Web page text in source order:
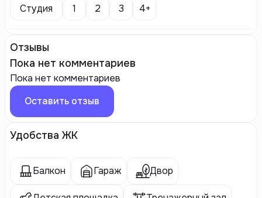
Студия
1 2 3 4+
Отзывы
Пока нет комментариев
Пока нет комментариев
Оставить отзыв
Удобства ЖК
Балкон Гараж Двор